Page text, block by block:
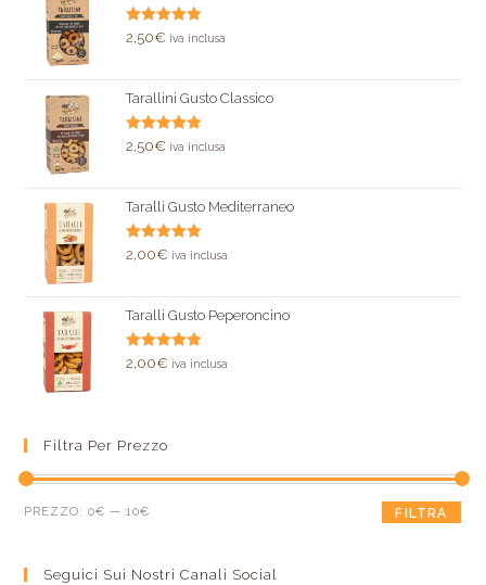
Valutato
2,50€ iva inclusa
Tarallini Gusto Classico
Valutato
2,50€ iva inclusa
Taralli Gusto Mediterraneo
Valutato
2,00€ iva inclusa
Taralli Gusto Peperoncino
Valutato
2,00€ iva inclusa
Filtra Per Prezzo
FILTRA
PREZZO:0€ —10€
Seguici Sui Nostri Canali Social